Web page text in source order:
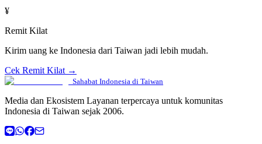
¥
Remit Kilat
Kirim uang ke Indonesia dari Taiwan jadi lebih mudah.
Cek Remit Kilat →
Sahabat Indonesia di Taiwan
Media dan Ekosistem Layanan terpercaya untuk komunitas
Indonesia di Taiwan sejak 2006.